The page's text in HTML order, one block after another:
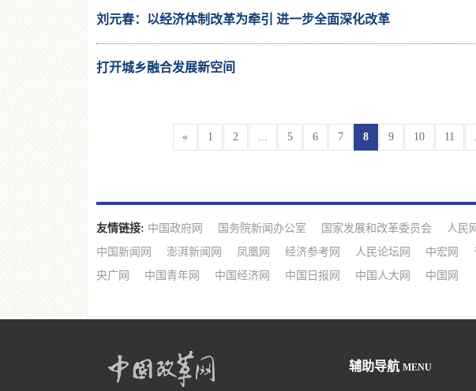
刘元春：以经济体制改革为牵引 进一步全面深化改革
打开城乡融合发展新空间
« 1 2 ... 5 6 7 8 9 10 11
友情链接: 中国政府网 国务院新闻办公室 国家发展和改革委员会 人民
中国新闻网
澎湃新闻网 凤凰网 经济参考网 人民论坛网 中宏网
央广网
中国青年网 中国经济网 中国日报网 中国人大网 中国网
辅助导航 MENU